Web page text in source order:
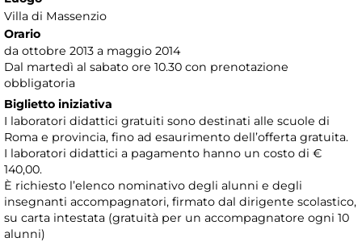
Villa di Massenzio
Orario
da ottobre 2013 a maggio 2014
Dal martedì al sabato ore 10.30 con prenotazione
obbligatoria
Biglietto iniziativa
I laboratori didattici gratuiti sono destinati alle scuole di
Roma e provincia, fino ad esaurimento dell’offerta gratuita.
I laboratori didattici a pagamento hanno un costo di €
140,00.
È richiesto l’elenco nominativo degli alunni e degli
insegnanti accompagnatori, firmato dal dirigente scolastico,
su carta intestata (gratuità per un accompagnatore ogni 10
alunni)